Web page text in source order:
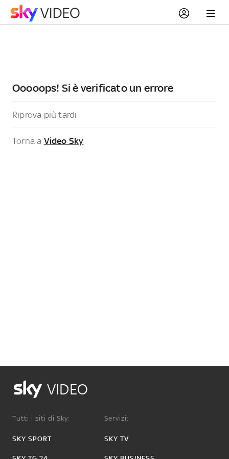
Ooooops! Si è verificato un errore
Riprova più tardi
Torna a Video Sky
VIDEO
Tutti i siti di Sky:
SKY SPORT
Servizi:
SKY TV